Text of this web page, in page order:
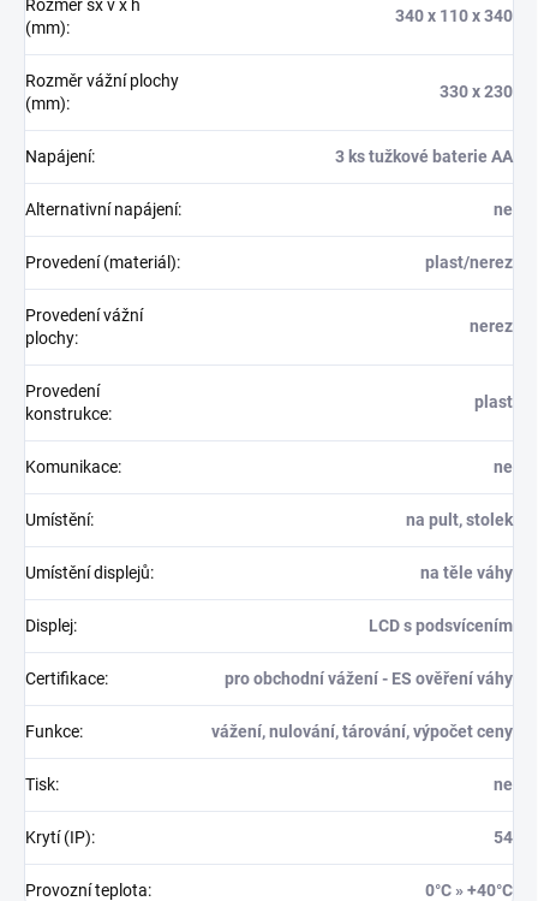
Rozměr šx v x h
(mm):
340 x 110 x 340
Rozměr vážní plochy
(mm):
330 x 230
Napájení: 3 ks tužkové baterie AA
Alternativní napájení: ne
Provedení (materiál): plast/nerez
Provedení vážní
plochy:
nerez
Provedení
konstrukce:
plast
Komunikace: ne
Umístění: na pult, stolek
Umístění displejů: na těle váhy
Displej: LCD s podsvícením
Certifikace: pro obchodní vážení - ES ověření váhy
Funkce: vážení, nulování, tárování, výpočet ceny
Tisk: ne
Krytí (IP): 54
Provozní teplota: 0°C » +40°C